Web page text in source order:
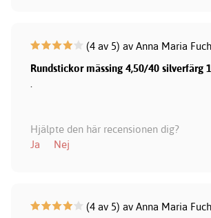
(4 av 5) av Anna Maria
Rundstickor mässing 4,50/40 silverfärg
.
Hjälpte den här recensionen dig?
Ja
Nej
(4 av 5) av Anna Maria